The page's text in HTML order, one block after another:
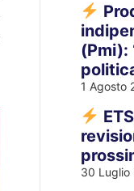
(Pmi):
1 Agosto
30 Luglio